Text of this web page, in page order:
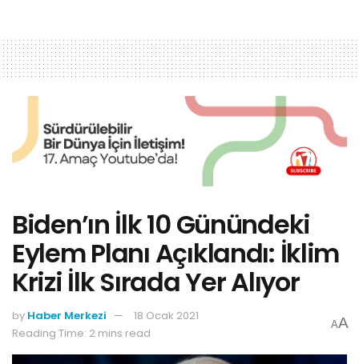
Biden’ın İlk 10 Günündeki
Eylem Planı Açıklandı: İklim
Krizi İlk Sırada Yer Alıyor
by Haber Merkezi
18 Ocak 2021
Reading Time: 2 mins read
AA